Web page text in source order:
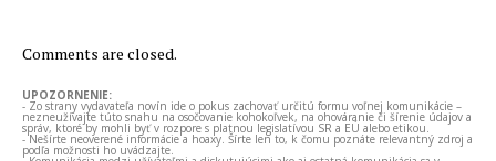
Comments are closed.
UPOZORNENIE:
- Zo strany vydavateľa novín ide o pokus zachovať určitú formu voľnej komunikácie –
nezneužívajte túto snahu na osočovanie kohokoľvek, na ohováranie či šírenie údajov a
správ, ktoré by mohli byť v rozpore s platnou legislatívou SR a EÚ alebo etikou.
- Nešírte neoverené informácie a hoaxy. Šírte len to, k čomu poznáte relevantný zdroj a
podľa možnosti ho uvádzajte.